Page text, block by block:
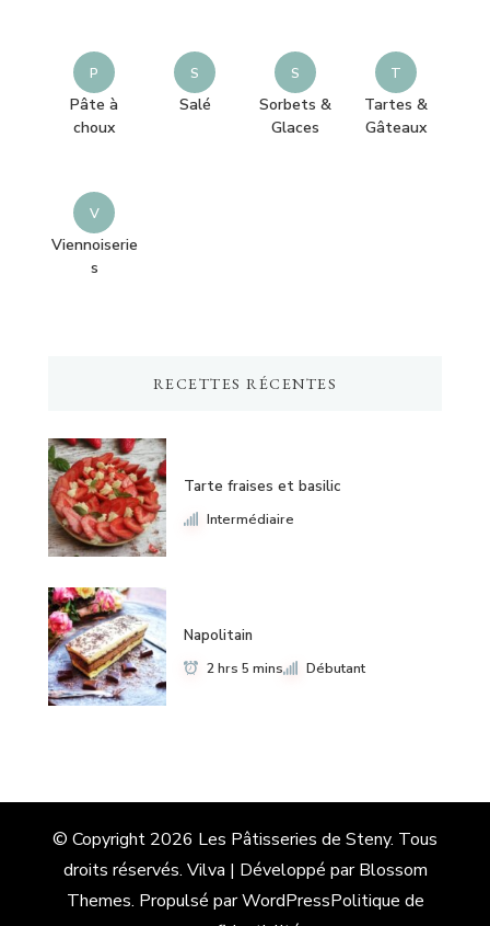
P
Pâte à
choux
S
Salé
S
Sorbets &
Glaces
T
Tartes &
Gâteaux
V
Viennoiserie
s
RECETTES RÉCENTES
Tarte fraises et basilic
Intermédiaire
Napolitain
2 hrs 5 mins Débutant
© Copyright 2026 Les Pâtisseries de Steny. Tous
droits réservés. Vilva | Développé parBlossom
Themes. Propulsé parWordPressPolitique de